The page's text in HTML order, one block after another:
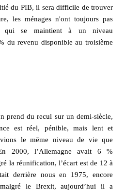
du PIB, il sera difficile de trouver
les ménages n'ont toujours pas
qui se maintient à un niveau
du revenu disponible au troisième
prend du recul sur un demi-siècle,
est réel, pénible, mais lent et
le même niveau de vie que
2000, l’Allemagne avait 6 %
la réunification, l’écart est de 12 à
derrière nous en 1975, encore
le Brexit, aujourd’hui il a